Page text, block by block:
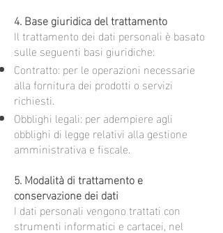
4. Base giuridica del trattamento
Il trattamento dei dati personali è basato
sulle seguenti basi giuridiche:
Contratto: per le operazioni necessarie
alla fornitura dei prodotti o servizi
richiesti.
Obblighi legali: per adempiere agli
obblighi di legge relativi alla gestione
amministrativa e fiscale.
5. Modalità di trattamento e
conservazione dei dati
I dati personali vengono trattati con
strumenti informatici e cartacei, nel